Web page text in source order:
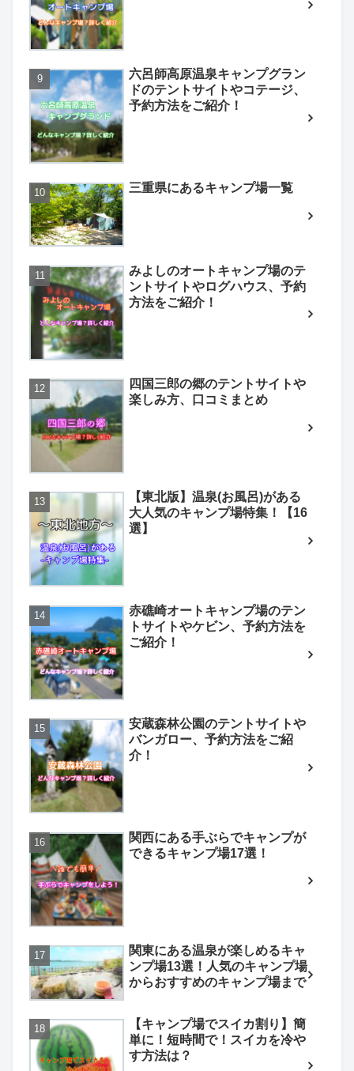
六呂師高原温泉キャンプグラン
ドのテントサイトやコテージ、
予約方法をご紹介！
三重県にあるキャンプ場一覧
みよしのオートキャンプ場のテ
ントサイトやログハウス、予約
方法をご紹介！
四国三郎の郷のテントサイトや
楽しみ方、口コミまとめ
【東北版】温泉(お風呂)がある
大人気のキャンプ場特集！【16
選】
赤礁崎オートキャンプ場のテン
トサイトやケビン、予約方法を
ご紹介！
安蔵森林公園のテントサイトや
バンガロー、予約方法をご紹
介！
関西にある手ぶらでキャンプが
できるキャンプ場17選！
関東にある温泉が楽しめるキャ
ンプ場13選！人気のキャンプ場
からおすすめのキャンプ場まで
【キャンプ場でスイカ割り】簡
単に！短時間で！スイカを冷や
す方法は？